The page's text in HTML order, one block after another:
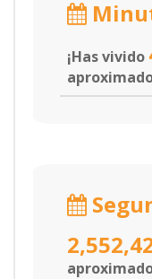
¡Has vivido